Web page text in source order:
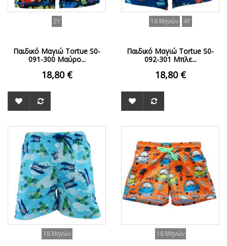
2Y
Παιδικό Μαγιώ Tortue S0-
091-300 Μαύρο...
18,80 €
18 Μηνών 4Y
Παιδικό Μαγιώ Tortue S0-
092-301 Μπλε...
18,80 €
18 Μηνών 18 Μηνών